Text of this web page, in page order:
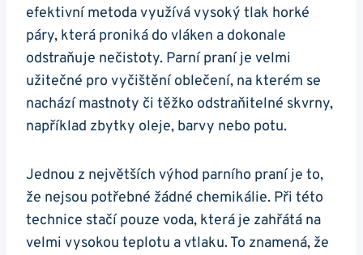
efektivní metoda využívá vysoký‌ tlak horké
páry, která proniká⁤ do vláken ‍a dokonale
odstraňuje nečistoty. Parní ⁢praní je velmi
užitečné pro vyčištění oblečení, na kterém se
nachází mastnoty či ⁢těžko odstraňitelné skvrny,
například zbytky oleje, barvy nebo‍ potu.
Jednou z největších výhod parního praní je to,
že nejsou potřebné žádné chemikálie. Při této
‍technice stačí pouze voda, která je zahřátá na
velmi vysokou teplotu a vtlaku. To znamená, že